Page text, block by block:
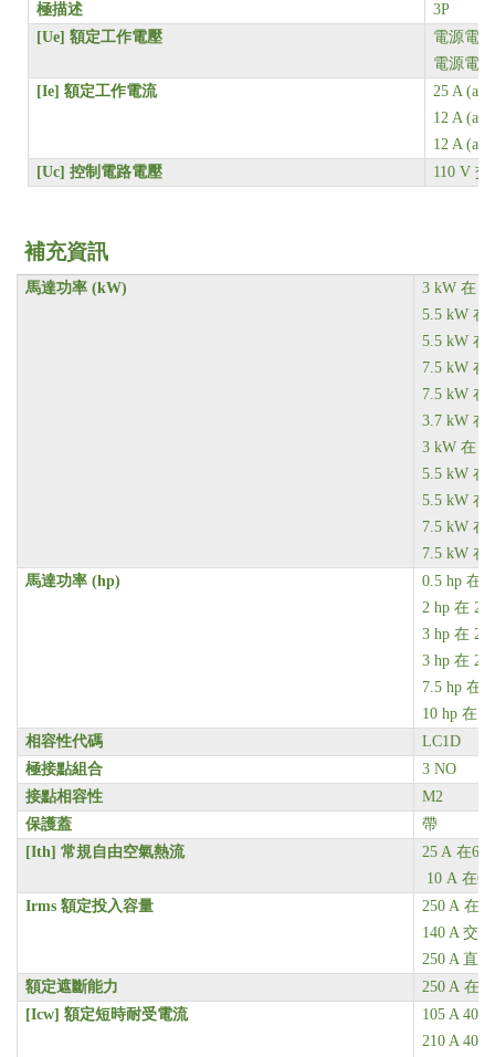
極描述
3P
[Ue] 額定工作電壓
電源電
電源電
[Ie] 額定工作電流
25 A (at
12 A (at
12 A (at
[Uc] 控制電路電壓 110 V 交
補充資訊
馬達功率 (kW) 3 kW在
5.5 kW在
5.5 kW在
7.5 kW在
7.5 kW在
3.7 kW在
3 kW在
5.5 kW在
5.5 kW在
7.5 kW在
7.5 kW在
馬達功率 (hp)
0.5 hp在
2 hp在
3 hp在
3 hp在
7.5 hp在
10 hp在
相容性代碼
LC1D
極接點組合
3 NO
接點相容性
M2
保護蓋
帶
[Ith]常規自由空氣熱流 25 A在60
10 A 在
Irms額定投入容量 250 A在
140 A 交
250 A 直
額定遮斷能力
250 A在
[Icw]額定短時耐受電流
105 A 40
210 A 40